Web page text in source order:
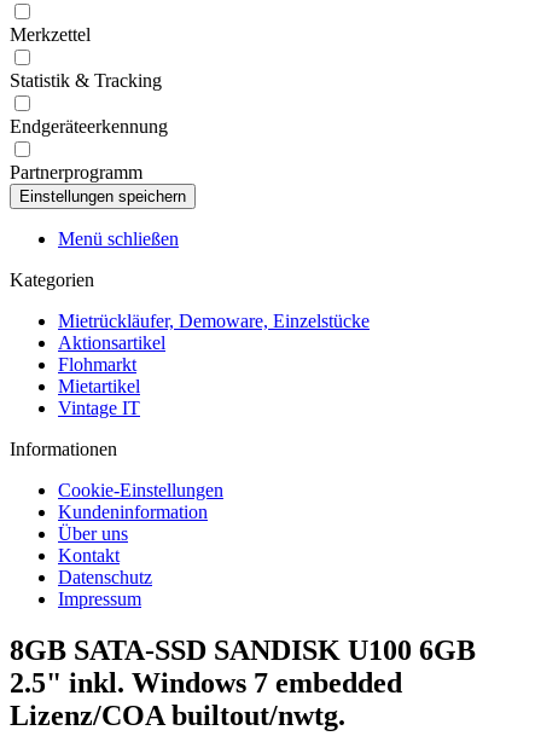
Merkzettel
Statistik & Tracking
Endgeräteerkennung
Partnerprogramm
Menü schließen
Kategorien
Mietrückläufer, Demoware, Einzelstücke
Aktionsartikel
Flohmarkt
Mietartikel
Vintage IT
Informationen
Cookie-Einstellungen
Kundeninformation
Über uns
Kontakt
Datenschutz
Impressum
8GB SATA-SSD SANDISK U100 6GB
2.5" inkl. Windows 7 embedded
Lizenz/COA builtout/nwtg.